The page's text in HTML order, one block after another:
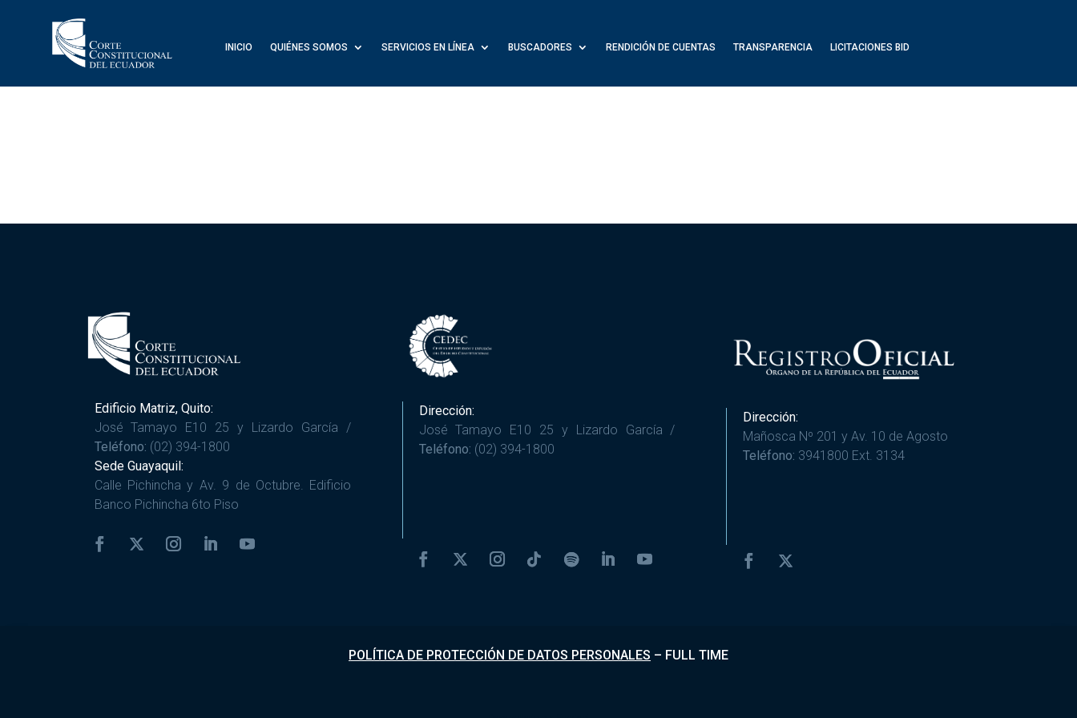
INICIO QUIÉNES SOMOS SERVICIOS EN LÍNEA BUSCADORES RENDICIÓN DE CUENTAS TRANSPARENCIA LICITACIONES BID
Edificio Matriz, Quito:
José Tamayo E10 25 y Lizardo García /
Teléfono: (02) 394-1800
Sede Guayaquil:
Calle Pichincha y Av. 9 de Octubre. Edificio
Banco Pichincha 6to Piso
Dirección:
José Tamayo E10 25 y Lizardo García /
Teléfono: (02) 394-1800
Dirección:
Mañosca Nº 201 y Av. 10 de Agosto
Teléfono: 3941800 Ext. 3134
POLÍTICA DE PROTECCIÓN DE DATOS PERSONALES – FULL TIME